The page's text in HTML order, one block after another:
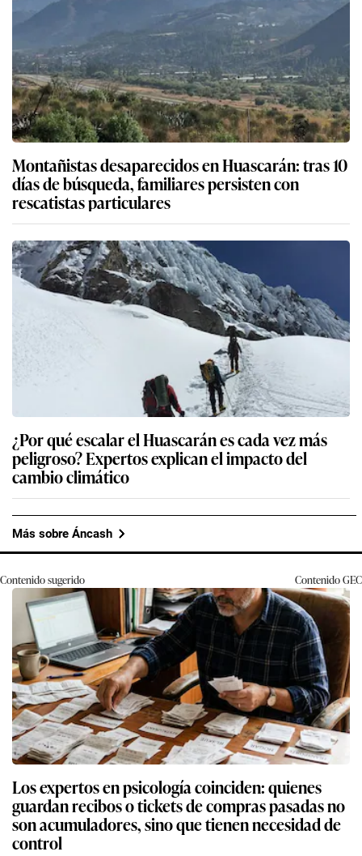
Montañistas desaparecidos en Huascarán: tras 10
días de búsqueda, familiares persisten con
rescatistas particulares
¿Por qué escalar el Huascarán es cada vez más
peligroso? Expertos explican el impacto del
cambio climático
Más sobre Áncash
Contenido sugerido ContenidoGEC
Los expertos en psicología coinciden: quienes
guardan recibos o tickets de compras pasadas no
son acumuladores, sino que tienen necesidad de
control